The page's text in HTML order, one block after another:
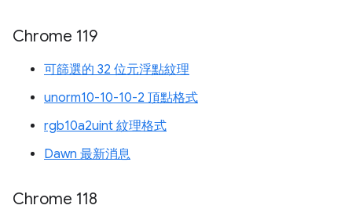
Chrome 119
可篩選的 32 位元浮點紋理
unorm10-10-10-2 頂點格式
rgb10a2uint 紋理格式
Dawn 最新消息
Chrome 118